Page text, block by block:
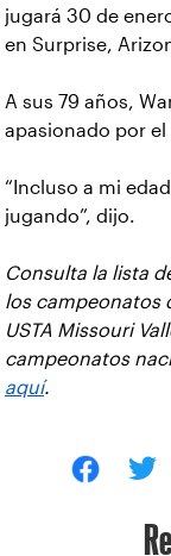
jugará 30 de
en Surprise,
A sus 79 años,
apasionado por
“Incluso a mi
jugando”, dijo.
Consulta la lista
los campeonatos
USTA Missouri
campeonatos
aquí.